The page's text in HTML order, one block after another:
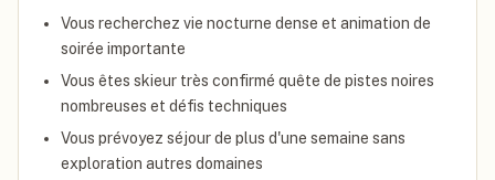
Vous recherchez vie nocturne dense et animation de
soirée importante
Vous êtes skieur très confirmé quête de pistes noires
nombreuses et défis techniques
Vous prévoyez séjour de plus d'une semaine sans
exploration autres domaines